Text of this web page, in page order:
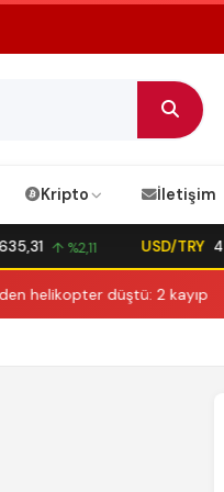
Kripto İletişim
↑ %2,11 USD/TRY 47,61
düştü: 2 kayıp